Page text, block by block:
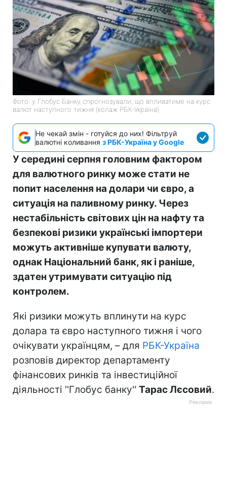
Фото: у Глобус Банку спрогнозували, що впливатиме на курс
валют наступного тижня (колаж РБК-Україна)
Не чекай змін - готуйся до них! Фільтруй
валютні коливання з РБК-Україна у Google
У середині серпня головним фактором
для валютного ринку може стати не
попит населення на долари чи євро, а
ситуація на паливному ринку. Через
нестабільність світових цін на нафту та
безпекові ризики українські імпортери
можуть активніше купувати валюту,
однак Національний банк, як і раніше,
здатен утримувати ситуацію під
контролем.
Які ризики можуть вплинути на курс
долара та євро наступного тижня і чого
очікувати українцям, – для РБК-Україна
розповів директор департаменту
фінансових ринків та інвестиційної
діяльності ''Глобус банку'' Тарас Лєсовий.